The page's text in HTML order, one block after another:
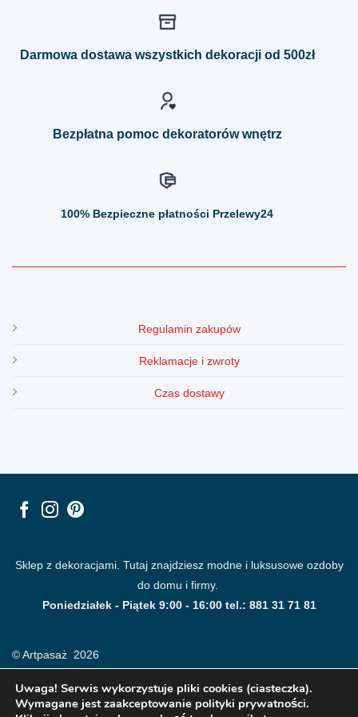
można
Darmowa dostawa wszystkich dekoracji od 500zł
Bezpłatna pomoc dekoratorów wnętrz
100% Bezpieczne płatności Przelewy24
Regulamin zakupów
Reklamacje i zwroty
Czas dostawy
Sklep z dekoracjami. Tutaj znajdziesz modne i luksusowe ozdoby
do domu i firmy.
Poniedziałek - Piątek 9:00 - 16:00 tel.: 881 31 71 81
© Artpasaż 2026
Uwaga! Serwis wykorzystuje pliki cookies (ciasteczka).
Wymagane jest zaakceptowanie polityki prywatności.